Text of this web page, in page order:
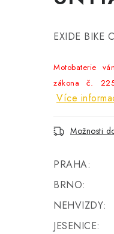
EXIDE BIKE
Motobaterie
zákona č.
Více
Možnosti
PRAHA:
BRNO:
NEHVIZDY:
JESENICE: